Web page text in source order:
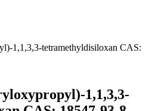
1,1,3,3-tetramethyldisiloxan CAS:
1,1,3,3-